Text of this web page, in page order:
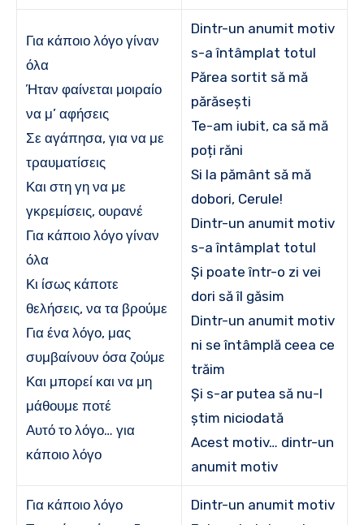
Για κάποιο λόγο γίναν
όλα
Ήταν φαίνεται μοιραίο
να μ’ αφήσεις
Σε αγάπησα, για να με
τραυματίσεις
Και στη γη να με
γκρεμίσεις, ουρανέ
Για κάποιο λόγο γίναν
όλα
Κι ίσως κάποτε
θελήσεις, να τα βρούμε
Για ένα λόγο, μας
συμβαίνουν όσα ζούμε
Και μπορεί και να μη
μάθουμε ποτέ
Αυτό το λόγο… για
κάποιο λόγο
Dintr-un anumit motiv
s-a întâmplat totul
Părea sortit să mă
părăsești
Te-am iubit, ca să mă
poți răni
Si la pământ să mă
dobori, Cerule!
Dintr-un anumit motiv
s-a întâmplat totul
Și poate într-o zi vei
dori să îl găsim
Dintr-un anumit motiv
ni se întâmplă ceea ce
trăim
Și s-ar putea să nu-l
știm niciodată
Acest motiv… dintr-un
anumit motiv
Για κάποιο λόγο
Dintr-un anumit motiv